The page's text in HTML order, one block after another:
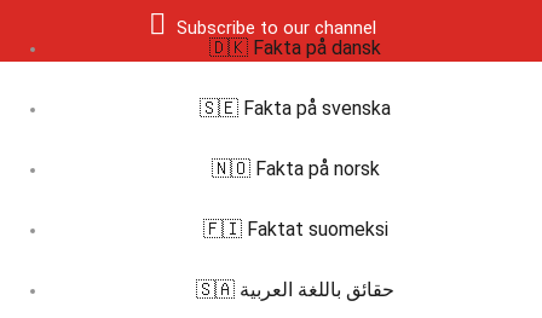
Subscribe to our channel
🇩🇰 Fakta på dansk
🇸🇪 Fakta på svenska
🇳🇴 Fakta på norsk
🇫🇮 Faktat suomeksi
🇸🇦 حقائق باللغة العربية